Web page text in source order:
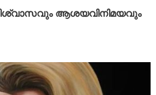
ആശയവിനിമയവും